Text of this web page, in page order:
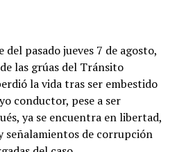
pasado jueves 7 de agosto,
las grúas del Tránsito
la vida tras ser embestido
conductor, pese a ser
ya se encuentra en libertad,
señalamientos de corrupción